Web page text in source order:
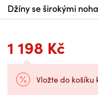
Džíny se širokými
1 198 Kč
Vložte do košíku